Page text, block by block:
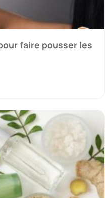
faire pousser les